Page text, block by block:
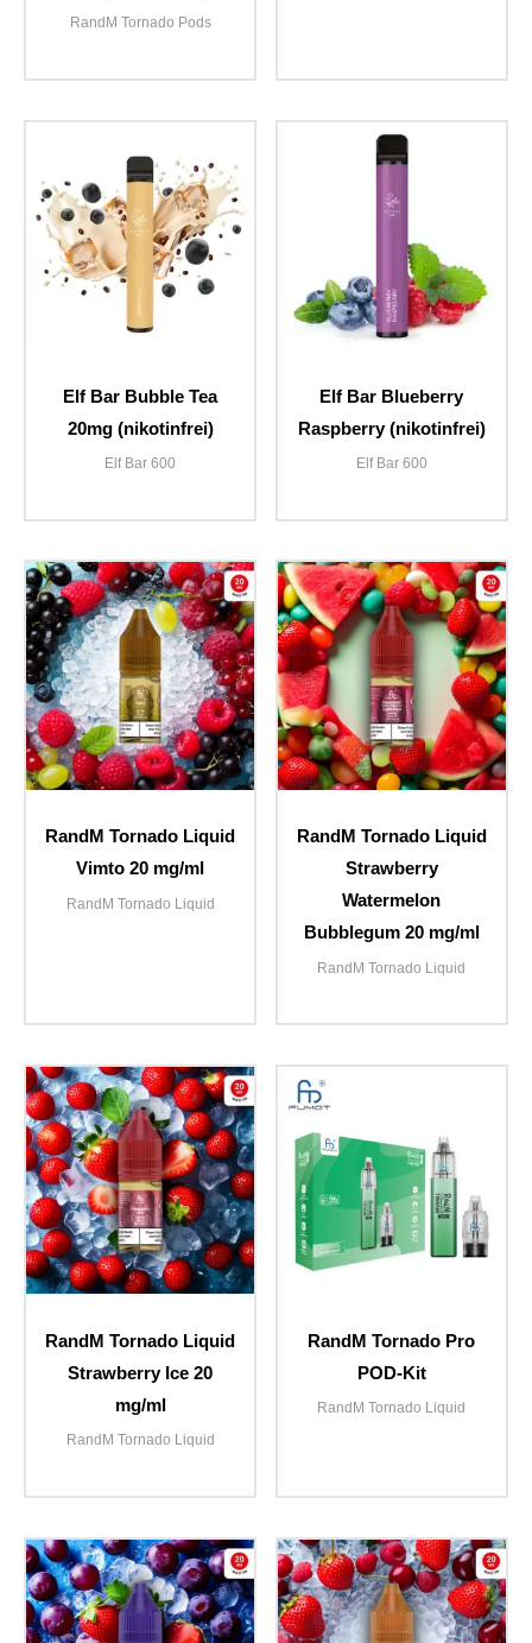
RandM Tornado Pods
Elf Bar Bubble Tea
20mg (nikotinfrei)
Elf Bar 600
Elf Bar Blueberry
Raspberry (nikotinfrei)
Elf Bar 600
RandM Tornado Liquid
Vimto 20 mg/ml
RandM Tornado Liquid
RandM Tornado Liquid
Strawberry
Watermelon
Bubblegum 20 mg/ml
RandM Tornado Liquid
RandM Tornado Liquid
Strawberry Ice 20
mg/ml
RandM Tornado Liquid
RandM Tornado Pro
POD-Kit
RandM Tornado Liquid